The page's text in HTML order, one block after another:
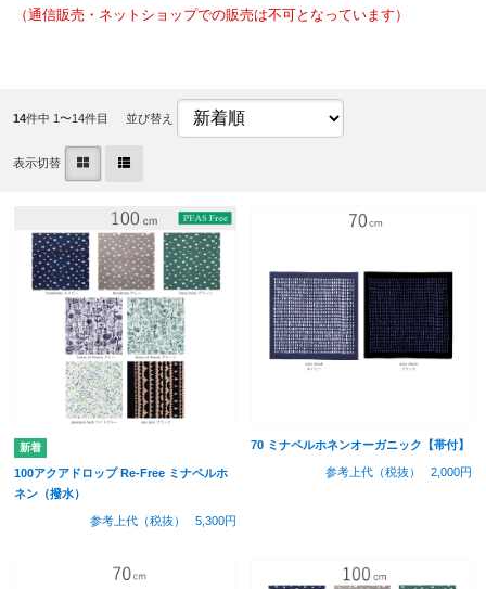
（通信販売・ネットショップでの販売は不可となっています）
14件中 1〜14件目 並び替え
表示切替
100アクアドロップ Re-Free ミナペルホ
ネン（撥水）
参考上代（税抜） 5,300円
70 ミナペルホネンオーガニック【帯付】
参考上代（税抜） 2,000円